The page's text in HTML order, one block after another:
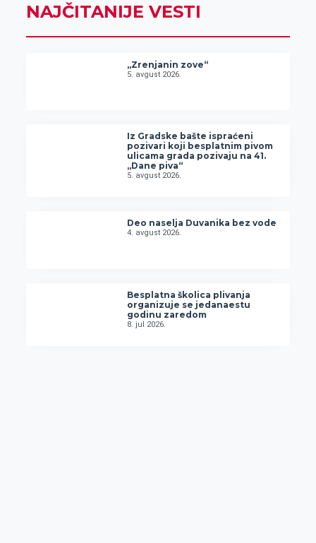
NAJČITANIJE VESTI
„Zrenjanin zove“
5. avgust 2026.
Iz Gradske bašte ispraćeni
pozivari koji besplatnim pivom
ulicama grada pozivaju na 41.
„Dane piva“
5. avgust 2026.
Deo naselja Duvanika bez vode
4. avgust 2026.
Besplatna školica plivanja
organizuje se jedanaestu
godinu zaredom
8. jul 2026.